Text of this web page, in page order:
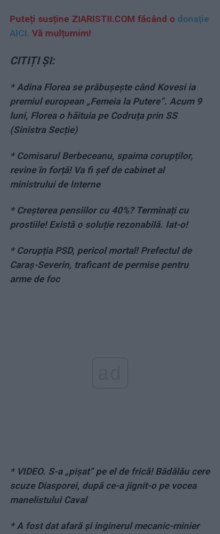
Puteți susține ZIARISTII.COM făcând o donație
AICI. Vă mulțumim!
CITIȚI ȘI:
* Adina Florea se prăbușește când Kovesi ia
premiul european „Femeia la Putere”. Acum 9
luni, Florea o hăituia pe Codruța prin SS
(Sinistra Secție)
* Comisarul Berbeceanu, spaima corupților,
revine în forță! Va fi șef de cabinet al
ministrului de Interne
* Creșterea pensiilor cu 40%? Terminați cu
prostiile! Există o soluție rezonabilă. Iat-o!
* Corupția PSD, pericol mortal! Prefectul de
Caraș-Severin, traficant de permise pentru
arme de foc
* VIDEO. S-a „pişat” pe el de frică! Bădălău cere
scuze Diasporei, după ce-a jignit-o pe vocea
manelistului Caval
*A fost dat afară și inginerul mecanic-minier